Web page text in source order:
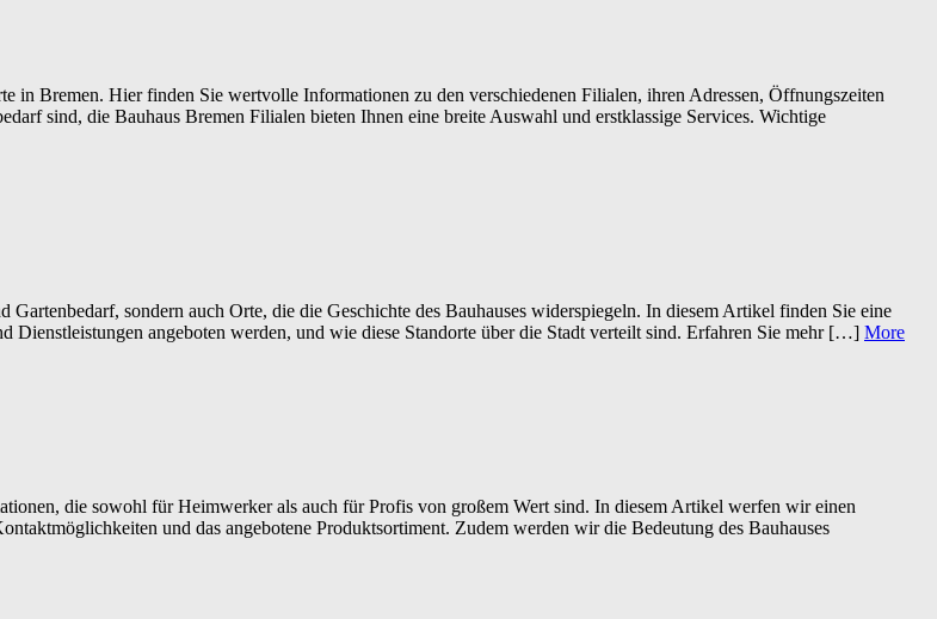
in Bremen. Hier finden Sie wertvolle Informationen zu den verschiedenen Filialen, ihren Adressen, Öffnungszeiten
sind, die Bauhaus Bremen Filialen bieten Ihnen eine breite Auswahl und erstklassige Services. Wichtige
sondern auch Orte, die die Geschichte des Bauhauses widerspiegeln. In diesem Artikel finden Sie eine
Dienstleistungen angeboten werden, und wie diese Standorte über die Stadt verteilt sind. Erfahren Sie mehr […] More
die sowohl für Heimwerker als auch für Profis von großem Wert sind. In diesem Artikel werfen wir einen
und das angebotene Produktsortiment. Zudem werden wir die Bedeutung des Bauhauses